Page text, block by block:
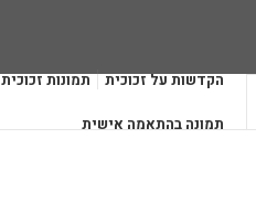
הקדשות על זכוכית תמונות זכוכית
תמונה בהתאמה אישית